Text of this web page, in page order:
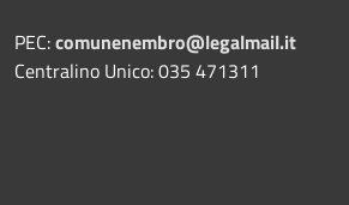
PEC:comunenembro@legalmail.it
Centralino Unico: 035 471311